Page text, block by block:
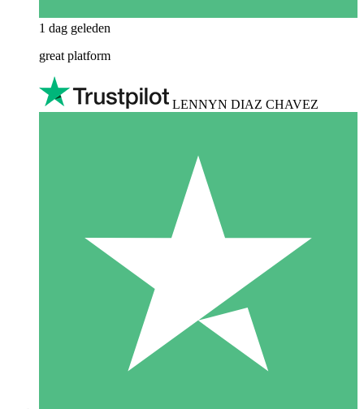
1 dag geleden
great platform
LENNYN DIAZ CHAVEZ